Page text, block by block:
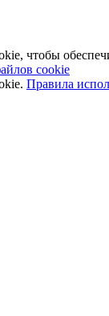
чтобы
cookie
Правила